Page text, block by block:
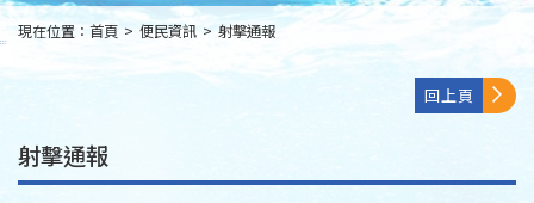
:::
現在位置： 首頁 > 便民資訊 > 射擊通報
回上頁
射擊通報